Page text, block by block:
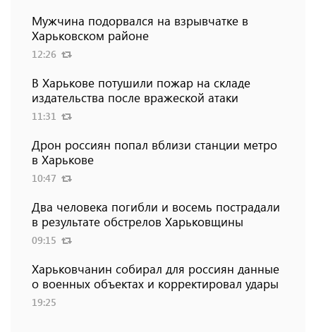
Мужчина подорвался на взрывчатке в
Харьковском районе
12:26
В Харькове потушили пожар на складе
издательства после вражеской атаки
11:31
Дрон россиян попал вблизи станции метро
в Харькове
10:47
Два человека погибли и восемь пострадали
в результате обстрелов Харьковщины
09:15
Харьковчанин собирал для россиян данные
о военных объектах и ​​корректировал удары
19:25